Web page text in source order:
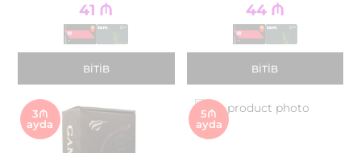
41 ₼
BITIB
44 ₼
BITIB
3₼
ayda
5₼
ayda